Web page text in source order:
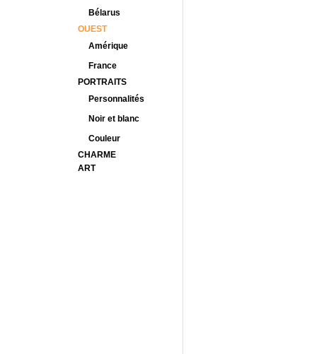
Bélarus
OUEST
Amérique
France
PORTRAITS
Personnalités
Noir et blanc
Couleur
CHARME
ART